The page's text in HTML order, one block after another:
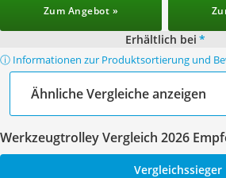
Zum Angebot »
Erhältlich bei *
ⓘ Informationen zur Produktsortierung und
Ähnliche Vergleiche anzeigen
Werkzeugtrolley Vergleich 2026
Vergleichssieger